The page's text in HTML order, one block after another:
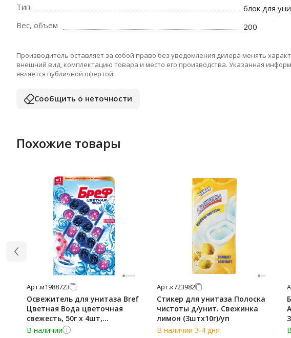
Тип
блок для
Вес, объем
200
Производитель оставляет за собой право без уведомления дилера менять
внешний вид, комплектацию товара и место его производства. Указанная
является публичной офертой.
Сообщить о неточности
Похожие товары
Арт.м1988723
Освежитель для унитаза Bref
Цветная Вода цветочная
свежесть, 50г х 4шт,
подвесной блок
В наличии
Арт.к723982
Стикер для унитаза Полоска
чистоты д/унит. Свежинка
лимон (3штх10г)/уп
В наличии 3-4 дня